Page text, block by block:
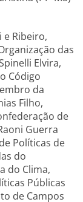
Ribeiro,
das
Elvira,
Código
da
Filho,
de
Guerra
Políticas de
do
do Clima,
Públicas
de Campos